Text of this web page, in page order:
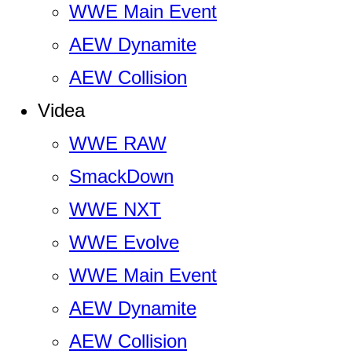
WWE Main Event
AEW Dynamite
AEW Collision
Videa
WWE RAW
SmackDown
WWE NXT
WWE Evolve
WWE Main Event
AEW Dynamite
AEW Collision